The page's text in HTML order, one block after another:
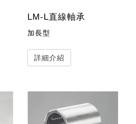
LM-L直線軸承
加長型
詳細介紹